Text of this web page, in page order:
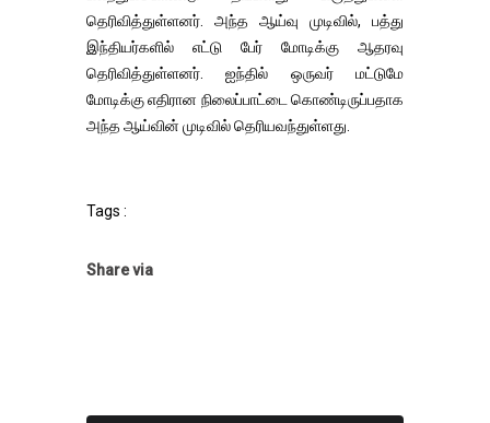
தெரிவித்துள்ளனர். அந்த ஆய்வு முடிவில், பத்து
இந்தியர்களில் எட்டு பேர் மோடிக்கு ஆதரவு
தெரிவித்துள்ளனர். ஐந்தில் ஒருவர் மட்டுமே
மோடிக்கு எதிரான நிலைப்பாட்டை கொண்டிருப்பதாக
அந்த ஆய்வின் முடிவில் தெரியவந்துள்ளது.
Tags :
Share via